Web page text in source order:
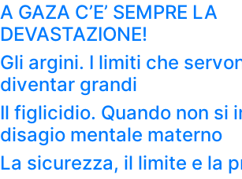
A GAZA C’E’ SEMPRE LA
DEVASTAZIONE!
Gli argini. I limiti che
diventar grandi
Il figlicidio. Quando non si
disagio mentale materno
La sicurezza, il limite e la